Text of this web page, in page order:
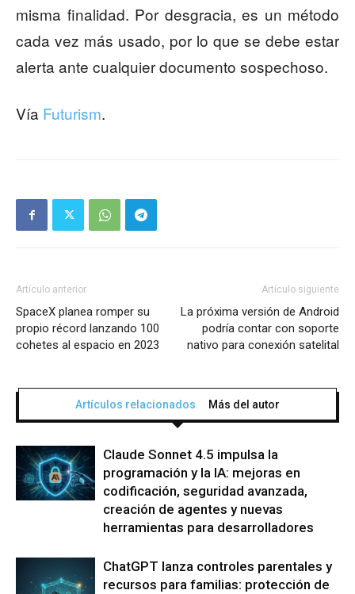
misma finalidad. Por desgracia, es un método
cada vez más usado, por lo que se debe estar
alerta ante cualquier documento sospechoso.
Vía Futurism.
Artículo anterior
SpaceX planea romper su
propio récord lanzando 100
cohetes al espacio en 2023
Artículo siguiente
La próxima versión de Android
podría contar con soporte
nativo para conexión satelital
Artículos relacionados Más del autor
Claude Sonnet 4.5 impulsa la
programación y la IA: mejoras en
codificación, seguridad avanzada,
creación de agentes y nuevas
herramientas para desarrolladores
ChatGPT lanza controles parentales y
recursos para familias: protección de